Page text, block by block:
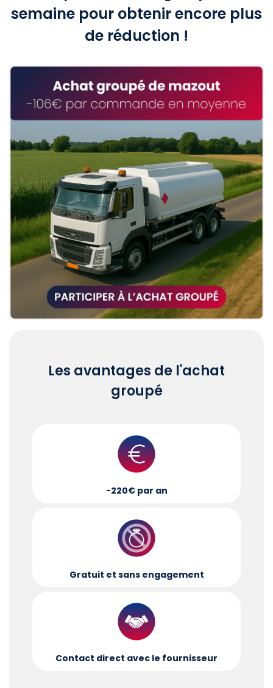
semaine pour obtenir encore plus
de réduction !
Les avantages de l'achat
groupé
-220€ par an
Gratuit et sans engagement
Contact direct avec le fournisseur